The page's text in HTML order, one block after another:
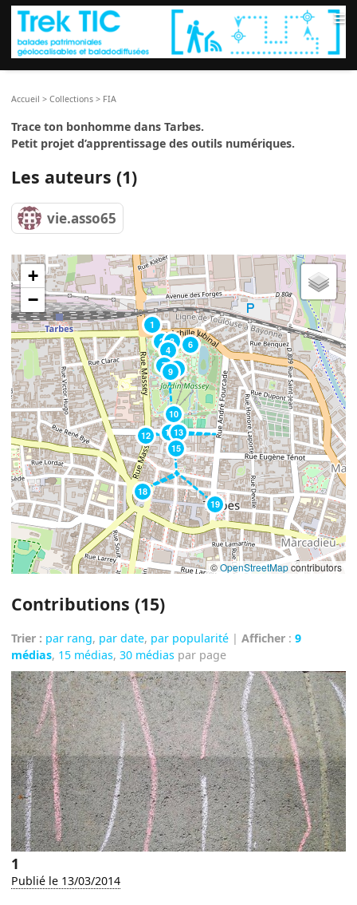
≡
Accueil >Collections > FIA
Trace ton bonhomme dans Tarbes.
Petit projet d’apprentissage des outils numériques.
Les auteurs (1)
vie.asso65
1
2 3
4
6
7
8
9
10
11
12
13
15
18
19
+
−
©OpenStreetMapcontributors
Contributions (15)
Trier : par rang, par date, par popularité |Afficher :9
médias, 15 médias,30 médias par page
1
Publié le 13/03/2014